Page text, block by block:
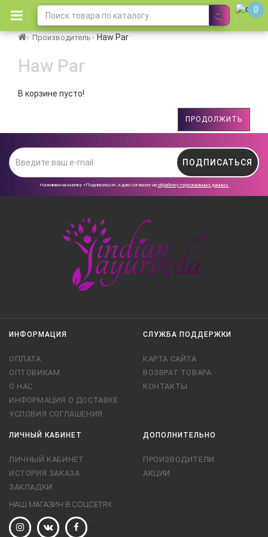
0
Производитель Haw Par
Haw Par
В корзине пусто!
ПРОДОЛЖИТЬ
ПОДПИСАТЬСЯ
Нажимая на кнопку «Подписаться», я даю cогласие на обработку персональных данных.
ИНФОРМАЦИЯ
ОПЛАТА
ОПТОВИКАМ
О НАС
ИНФОРМАЦИЯ О ДОСТАВКЕ
УСЛОВИЯ СОГЛАШЕНИЯ
СЛУЖБА ПОДДЕРЖКИ
КАРТА САЙТА
ВОЗВРАТ ТОВАРА
КОНТАКТЫ
ЛИЧНЫЙ КАБИНЕТ
ЛИЧНЫЙ КАБИНЕТ
ИСТОРИЯ ЗАКАЗА
ЗАКЛАДКИ
ДОПОЛНИТЕЛЬНО
ПРОИЗВОДИТЕЛИ
АКЦИИ
НАШ МАГАЗИН В СОЦСЕТЯХ